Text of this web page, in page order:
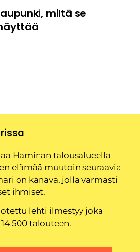
miltä se
Haminan talousalueella
elämää muutoin seuraavia
on kanava, jolla varmasti
ihmiset.
lehti ilmestyy joka
500 talouteen.